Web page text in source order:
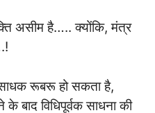
असीम है….. क्योंकि, मंत्र
रूबरू हो सकता है,
बाद विधिपूर्वक साधना की